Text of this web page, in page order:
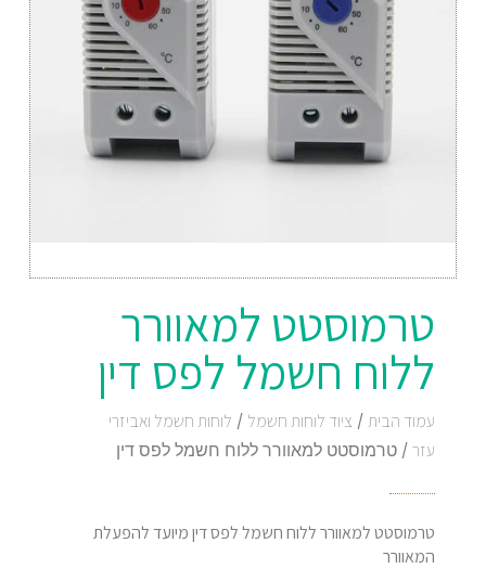
טרמוסטט למאוורר
ללוח חשמל לפס דין
עמוד הבית / ציוד לוחות חשמל / לוחות חשמל ואביזרי
עזר/ טרמוסטט למאוורר ללוח חשמל לפס דין
טרמוסטט למאוורר ללוח חשמל לפס דין מיועד להפעלת
המאוורר